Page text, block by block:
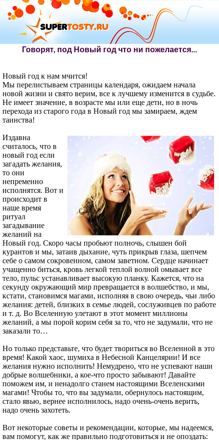
Говорят, под Новый год что ни пожелается...
Новый год к нам мчится!
Мы перелистываем страницы календаря, ожидаем начала
новой жизни и свято верим, все к лучшему изменится в судьбе.
Не имеет значение, в возрасте мы или еще дети, но в ночь
перехода из старого года в Новый год мы замираем, ждем
таинства!
Издавна
считалось, что в
новый год если
загадать желания,
то они
непременно
исполнятся. Вот и
происходит в
наше время
ритуал
загадывание
желаний на
Новый год. Скоро часы пробьют полночь, слышен бой
курантов и мы, затаив дыхание, чуть прикрыв глаза, шепчем
себе о самом сокровенном, самом заветном. Сердце начинает
учащенно биться, кровь легкой теплой волной омывает все
тело, пульс устанавливает высокую планку. Кажется, что на
секунду окружающий мир превращается в волшебство, и мы,
кстати, становимся магами, исполняя в свою очередь, чьи либо
желания: детей, близких в семье людей, сослуживцев по работе
и т. д. Во Вселенную улетают в этот момент миллионы
желаний, а мы порой корим себя за то, что не задумали, что не
заказали то…
Но только представьте, что будет твориться во Вселенной в это
время! Какой хаос, шумиха в Небесной Канцелярии! И все
желания нужно исполнить! Немудрено, что не успевают наши
добрые волшебники, а кое-что просто забывают! Давайте
поможем им, и ненадолго станем настоящими Вселенскими
магами! Чтобы то, что вы задумали, обернулось настоящим,
стало явью, вернее исполнилось, надо очень-очень верить,
надо очень захотеть.
Вот некоторые советы и рекомендации, которые, мы надеемся,
вам помогут, как же правильно подготовиться и не опоздать: